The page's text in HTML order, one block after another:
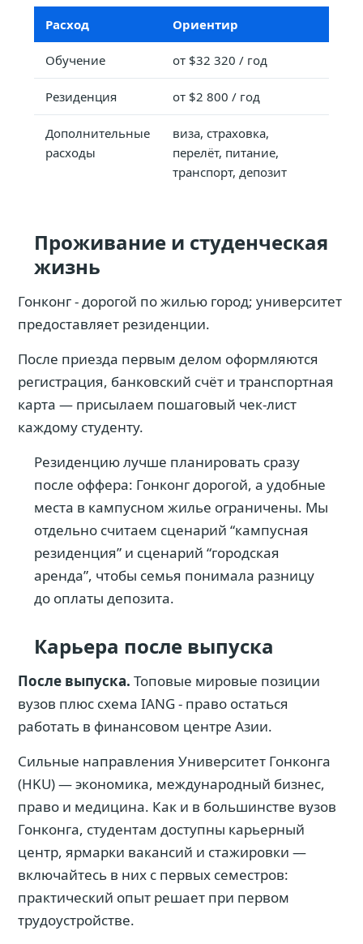
Расход Ориентир
Обучение от $32 320 / год
Резиденция от $2 800 / год
Дополнительные
расходы
виза, страховка,
перелёт, питание,
транспорт, депозит
Проживание и студенческая
жизнь
Гонконг - дорогой по жилью город; университет
предоставляет резиденции.
После приезда первым делом оформляются
регистрация, банковский счёт и транспортная
карта — присылаем пошаговый чек-лист
каждому студенту.
Резиденцию лучше планировать сразу
после оффера: Гонконг дорогой, а удобные
места в кампусном жилье ограничены. Мы
отдельно считаем сценарий “кампусная
резиденция” и сценарий “городская
аренда”, чтобы семья понимала разницу
до оплаты депозита.
Карьера после выпуска
После выпуска. Топовые мировые позиции
вузов плюс схема IANG - право остаться
работать в финансовом центре Азии.
Сильные направления Университет Гонконга
(HKU) — экономика, международный бизнес,
право и медицина. Как и в большинстве вузов
Гонконга, студентам доступны карьерный
центр, ярмарки вакансий и стажировки —
включайтесь в них с первых семестров:
практический опыт решает при первом
трудоустройстве.